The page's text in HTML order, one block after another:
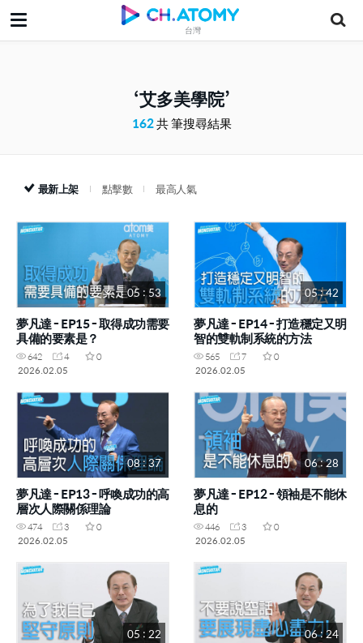
台灣
艾多美學院
162共 筆搜尋結果
最新上架 點擊數 最高人氣
05 : 53
夢凡達 - EP15 - 取得成功需要
具備的要素是？
642 4
0
2026.02.05
05 : 42
夢凡達 - EP14 - 打造穩定又明
智的雙軌制系統的方法
565 7
0
2026.02.05
08 : 37
夢凡達 - EP13 - 呼喚成功的高
層次人際關係理論
474 3
0
2026.02.05
06 : 28
夢凡達 - EP12 - 領袖是不能休
息的
446 3
0
2026.02.05
05 : 22 06 : 24